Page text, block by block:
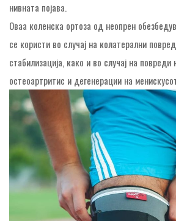
нивната појава.
Оваа коленска ортоза од неопрен
се користи во случај на колатерални
стабилизација, како и во случај на повреди
остеоартритис и дегенерации на